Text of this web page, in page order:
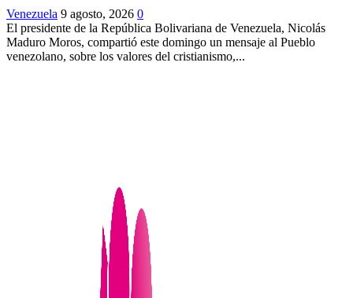
Venezuela 9 agosto, 2026 0
El presidente de la República Bolivariana de Venezuela, Nicolás
Maduro Moros, compartió este domingo un mensaje al Pueblo
venezolano, sobre los valores del cristianismo,...